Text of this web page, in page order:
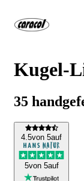
Kugel-
35
4.5von 5auf
5von 5auf